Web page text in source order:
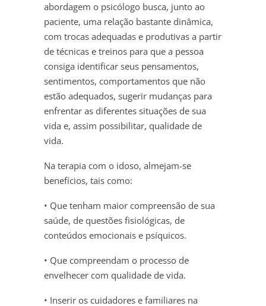
abordagem o psicólogo busca, junto ao
paciente, uma relação bastante dinâmica,
com trocas adequadas e produtivas a partir
de técnicas e treinos para que a pessoa
consiga identificar seus pensamentos,
sentimentos, comportamentos que não
estão adequados, sugerir mudanças para
enfrentar as diferentes situações de sua
vida e, assim possibilitar, qualidade de
vida.
Na terapia com o idoso, almejam-se
benefícios, tais como:
• Que tenham maior compreensão de sua
saúde, de questões fisiológicas, de
conteúdos emocionais e psíquicos.
• Que compreendam o processo de
envelhecer com qualidade de vida.
• Inserir os cuidadores e familiares na